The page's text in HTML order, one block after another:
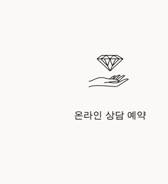
온라인 상담 예약